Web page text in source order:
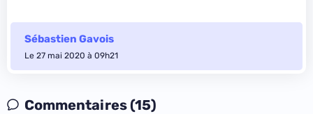
Sébastien Gavois
Le 27 mai 2020 à 09h21
Commentaires (15)